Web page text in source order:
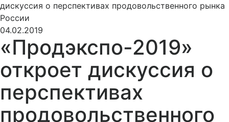
дискуссия о перспективах продовольственного рынка
России
04.02.2019
«Продэкспо-2019»
откроет дискуссия о
перспективах
продовольственного